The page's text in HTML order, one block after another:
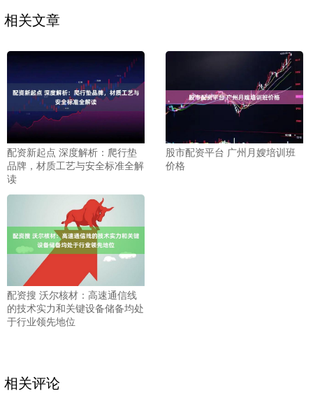
相关文章
配资新起点 深度解析：爬行垫
品牌，材质工艺与安全标准全解
读
股市配资平台 广州月嫂培训班
价格
配资搜 沃尔核材：高速通信线
的技术实力和关键设备储备均处
于行业领先地位
相关评论